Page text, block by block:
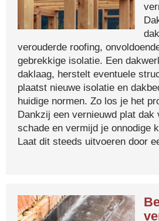
verouderde roofing,
gebrekkige isolatie. Een
daklaag, herstelt eventuele
plaatst nieuwe isolatie en
huidige normen. Zo los je het
Dankzij een vernieuwd plat
schade en vermijd je onnodige
Laat dit steeds uitvoeren door